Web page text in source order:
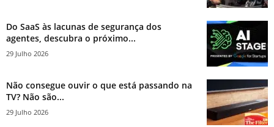
Do SaaS às lacunas de segurança dos
agentes, descubra o próximo...
29 Julho 2026
Não consegue ouvir o que está passando na
TV? Não são...
29 Julho 2026